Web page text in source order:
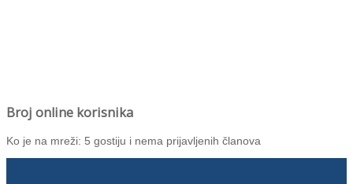
Broj online korisnika
Ko je na mreži: 5 gostiju i nema prijavljenih članova